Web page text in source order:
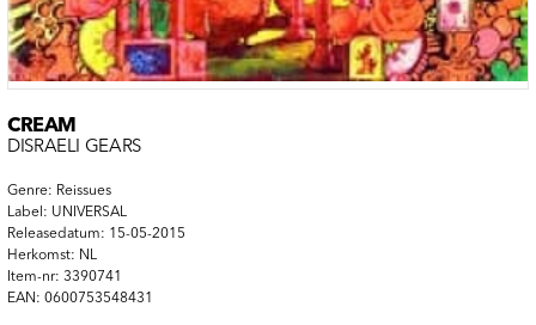
CREAM
DISRAELI GEARS
Genre: Reissues
Label: UNIVERSAL
Releasedatum: 15-05-2015
Herkomst: NL
Item-nr: 3390741
EAN: 0600753548431